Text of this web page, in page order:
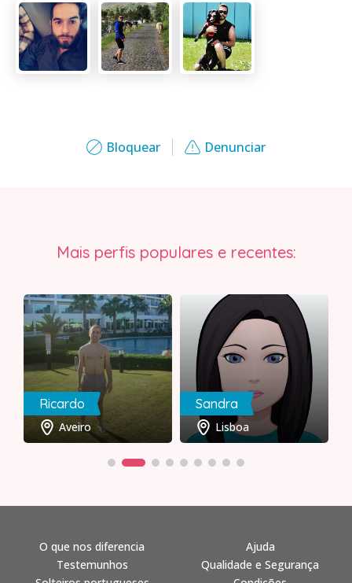
Bloquear Denunciar
Mais perfis populares e recentes:
Ricardo
Aveiro
Sandra
Lisboa
O que nos diferencia
Testemunhos
Ajuda
Qualidade e Segurança